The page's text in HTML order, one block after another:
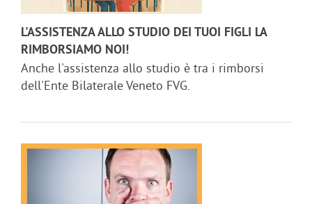
L'ASSISTENZA ALLO STUDIO DEI TUOI FIGLI LA
RIMBORSIAMO NOI!
Anche l'assistenza allo studio è tra i rimborsi
dell'Ente Bilaterale Veneto FVG.